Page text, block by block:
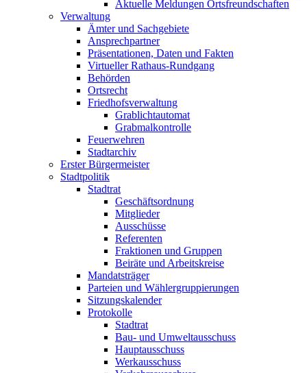
Aktuelle Meldungen Ortsfreundschaften
Verwaltung
Ämter und Sachgebiete
Ansprechpartner
Präsentationen, Daten und Fakten
Virtueller Rathaus-Rundgang
Behörden
Ortsrecht
Friedhofsverwaltung
Grablichtautomat
Grabmalkontrolle
Feuerwehren
Stadtarchiv
Erster Bürgermeister
Stadtpolitik
Stadtrat
Geschäftsordnung
Mitglieder
Ausschüsse
Referenten
Fraktionen und Gruppen
Beiräte und Arbeitskreise
Mandatsträger
Parteien und Wählergruppierungen
Sitzungskalender
Protokolle
Stadtrat
Bau- und Umweltausschuss
Hauptausschuss
Werkausschuss